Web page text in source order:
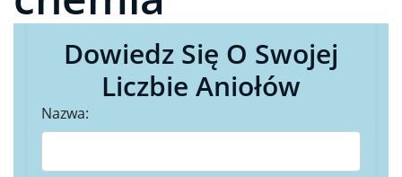
Dowiedz Się O Swojej
Liczbie Aniołów
Nazwa: